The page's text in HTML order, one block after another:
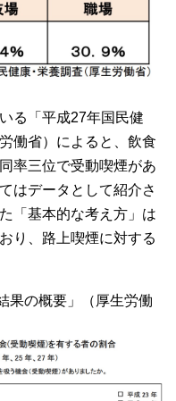
る「平成27年国民健
働省）によると、飲食
率三位で受動喫煙があ
はデータとして紹介さ
「基本的な考え方」は
り、路上喫煙に対する
果の概要」（厚生労働